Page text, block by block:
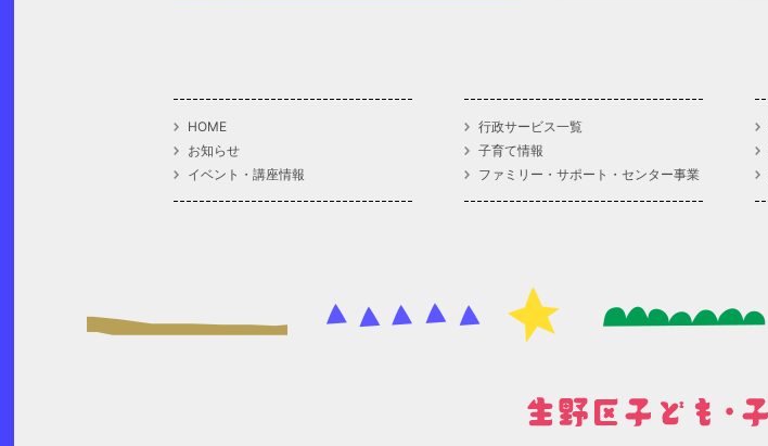
HOME
お知らせ
イベント・講座情報
行政サービス一覧
子育て情報
ファミリー・サポート・センター事業